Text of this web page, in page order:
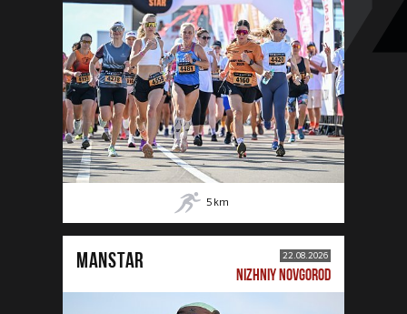
5 km
MANSTAR 22.08.2026
NIZHNIY NOVGOROD